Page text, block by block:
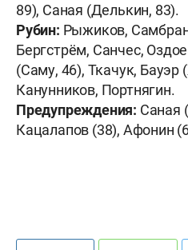
89), Саная (Делькин, 83).
Рубин: Рыжиков,
Бергстрём, Санчес,
(Саму, 46), Ткачук, Бауэр
Канунников, Портнягин.
Предупреждения: Саная
Кацалапов (38), Афонин